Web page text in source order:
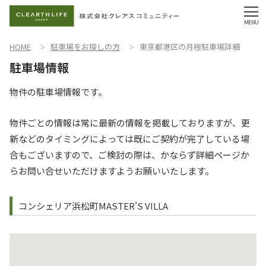
HOME 駐車場をお探しの方 東京都港区の月極駐車場詳細
物件の駐車場情報です。
物件ごとの情報は常に最新の情報を掲載しておりますが、更
新などのタイミングによっては既にご契約が完了している場
合もございますので、ご検討の際は、かならず詳細ページか
らお問い合せいただけますようお願いいたします。
コンシェリア浜松町MASTER'S VILLA